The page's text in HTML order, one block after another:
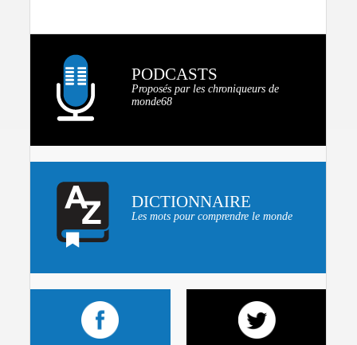
PODCASTS
Proposés par les chroniqueurs de
monde68
DICTIONNAIRE
Les mots pour comprendre le monde